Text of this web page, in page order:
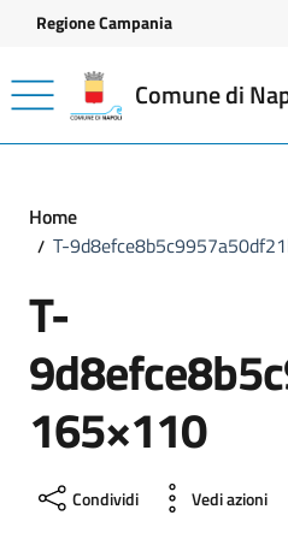
Vai ai contenuti
Vai al footer
Regione Campania
Comune di
Home
T-
T-
165×110
Condividi Vedi azioni